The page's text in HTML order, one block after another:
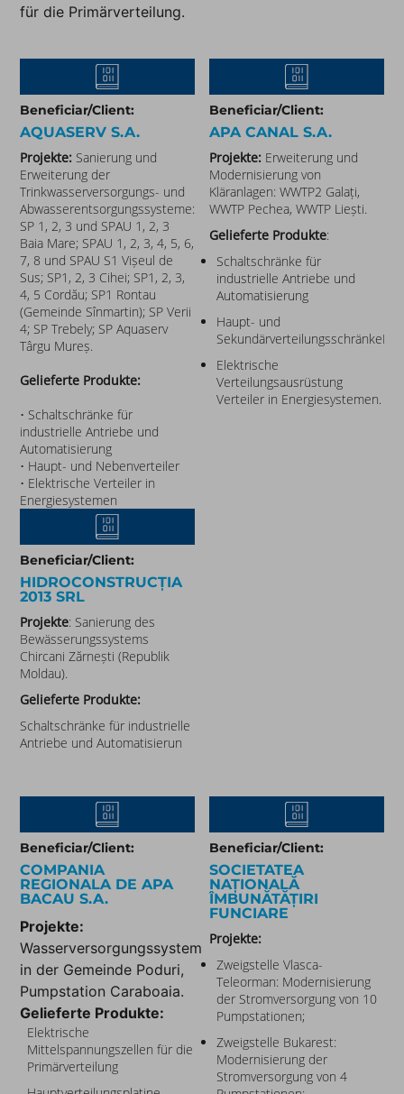
für die Primärverteilung.
Beneficiar/Client:
AQUASERV S.A.
Projekte: Sanierung und
Erweiterung der
Trinkwasserversorgungs- und
Abwasserentsorgungssysteme:
SP 1, 2, 3 und SPAU 1, 2, 3
Baia Mare; SPAU 1, 2, 3, 4, 5, 6,
7, 8 und SPAU S1 Vișeul de
Sus; SP1, 2, 3 Cihei; SP1, 2, 3,
4, 5 Cordău; SP1 Rontau
(Gemeinde Sînmartin); SP Verii
4; SP Trebely; SP Aquaserv
Târgu Mureș.
Gelieferte Produkte:
• Schaltschränke für
industrielle Antriebe und
Automatisierung
• Haupt- und Nebenverteiler
• Elektrische Verteiler in
Energiesystemen
Beneficiar/Client:
APA CANAL S.A.​
Projekte: Erweiterung und
Modernisierung von
Kläranlagen: WWTP2 Galați,
WWTP Pechea, WWTP Liești.
Gelieferte Produkte:
Schaltschränke für
industrielle Antriebe und
Automatisierung
Haupt- und
Elektrische
Verteilungsausrüstung
Verteiler in Energiesystemen.
Beneficiar/Client:
HIDROCONSTRUCȚIA
2013 SRL
Projekte: Sanierung des
Bewässerungssystems
Chircani Zărnești (Republik
Moldau).
Gelieferte Produkte:
Schaltschränke für industrielle
Antriebe und Automatisierun
Beneficiar/Client:
COMPANIA
REGIONALA DE APA
BACAU S.A.​
Projekte:
Wasserversorgungssystem
in der Gemeinde Poduri,
Pumpstation Caraboaia.
Gelieferte Produkte:
Elektrische
Mittelspannungszellen für die
Primärverteilung
Beneficiar/Client:
SOCIETATEA
NAȚIONALĂ
ÎMBUNĂTĂȚIRI
FUNCIARE
Projekte:
Zweigstelle Vlasca-
Teleorman: Modernisierung
der Stromversorgung von 10
Pumpstationen;
Zweigstelle Bukarest:
Modernisierung der
Stromversorgung von 4